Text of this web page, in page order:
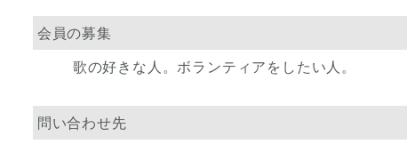
会員の募集
歌の好きな人。ボランティアをしたい人。
問い合わせ先